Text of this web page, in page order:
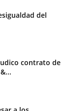
del
contrato de